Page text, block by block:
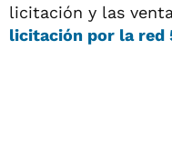
licitación y las
licitación por la red